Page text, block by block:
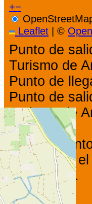
+−
Leaflet | ©
Punto de
Turismo de
Punto de
Punto de
Turismo de
Lices.
gratuito en
Zola, Arles.